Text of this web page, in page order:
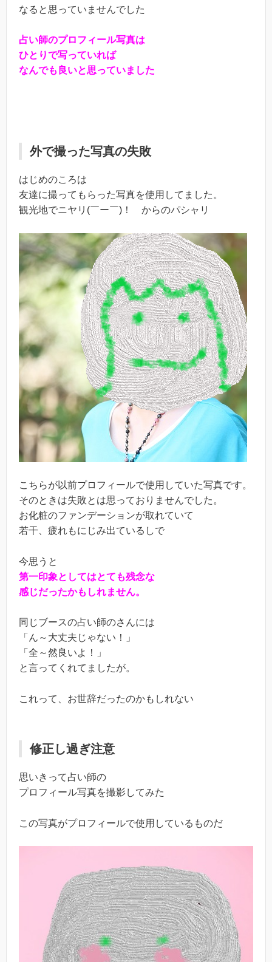
なると思っていませんでした
占い師のプロフィール写真は
ひとりで写っていれば
なんでも良いと思っていました
外で撮った写真の失敗
はじめのころは
友達に撮ってもらった写真を使用してました。
観光地でニヤリ(￣ー￣)！ からのパシャリ
こちらが以前プロフィールで使用していた写真です。
そのときは失敗とは思っておりませんでした。
お化粧のファンデーションが取れていて
若干、疲れもにじみ出ているしで
今思うと
第一印象としてはとても残念な
感じだったかもしれません。
同じブースの占い師のさんには
「ん～大丈夫じゃない！」
「全～然良いよ！」
と言ってくれてましたが。
これって、お世辞だったのかもしれない
修正し過ぎ注意
思いきって占い師の
プロフィール写真を撮影してみた
この写真がプロフィールで使用しているものだ